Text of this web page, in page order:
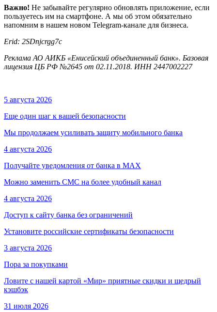
Важно! Не забывайте регулярно обновлять приложение, если
пользуетесь им на смартфоне. А мы об этом обязательно
напомним в нашем новом Telegram-канале для бизнеса.
Erid: 2SDnjcrgg7c
Реклама АО АИКБ «Енисейский объединенный банк». Базовая
лицензия ЦБ РФ №2645 от 02.11.2018. ИНН 2447002227
5 августа 2026
Еще один шаг к вашей безопасности
Мы продолжаем усиливать защиту мобильного банка
4 августа 2026
Получайте уведомления от банка в МАХ
Можно заменить СМС на более удобный канал
4 августа 2026
Доступ к сайту банка без ограничений
Установите российские сертификаты безопасности
3 августа 2026
Пора за покупками
Ловите с нашей картой «Мир» приятные скидки и щедрый
кэшбэк
31 июля 2026